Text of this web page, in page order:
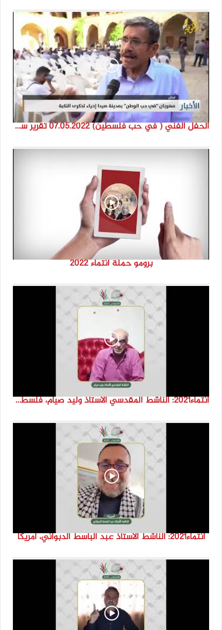
الحفل الفني ( في حب فلسطين) 07.05.2022 تقرير سنى حمود
برومو حملة انتماء 2022
انتماء2021: الناشط المقدسي الاستاذ وليد صيام، فلسطين
انتماء2021: الناشط الاستاذ عبد الباسط الدبواني، أمريكا